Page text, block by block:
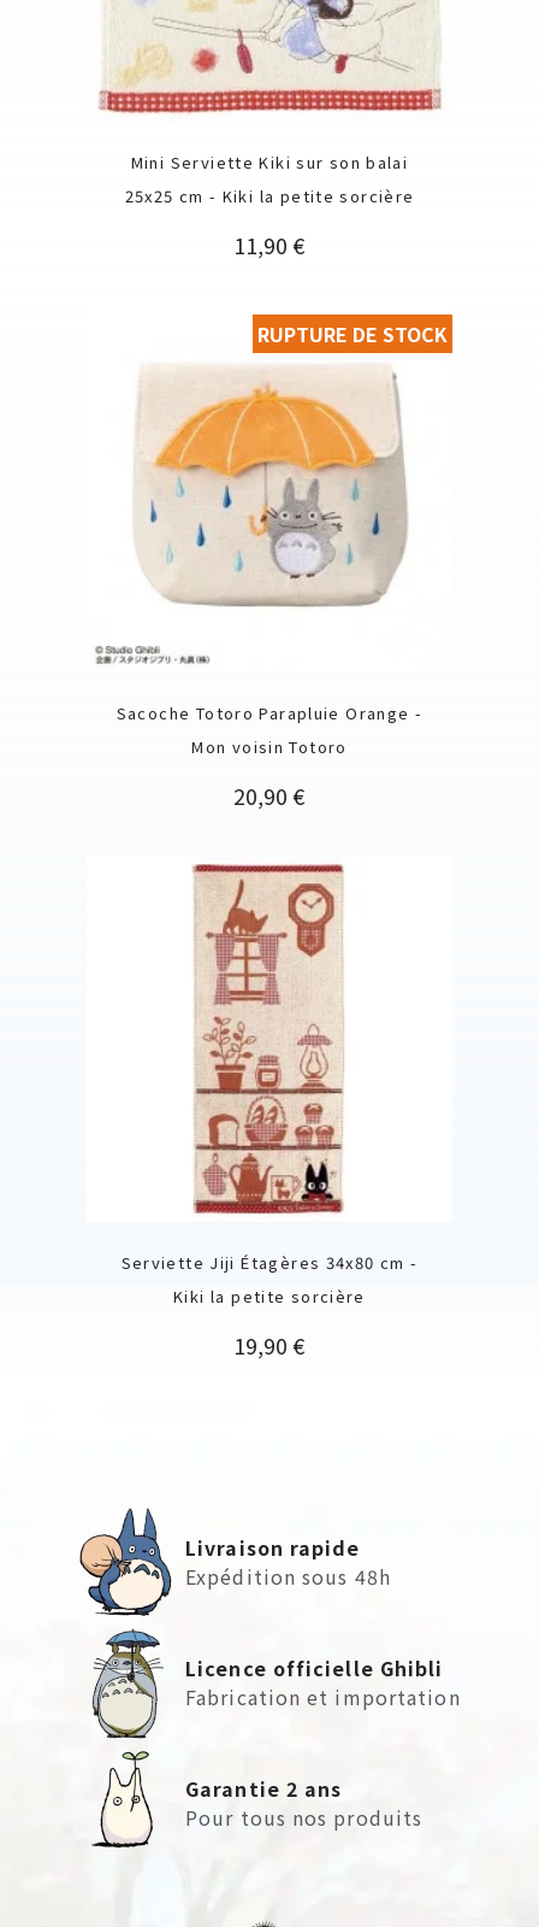
Mini Serviette Kiki sur son balai
25x25 cm - Kiki la petite sorcière
Prix
11,90 €
Sacoche Totoro Parapluie Orange -
Mon voisin Totoro
Prix
20,90 €
RUPTURE DE STOCK
Serviette Jiji Étagères 34x80 cm -
Kiki la petite sorcière
Prix
19,90 €
Livraison rapide
Expédition sous 48h
Licence officielle Ghibli
Fabrication et importation
Garantie 2 ans
Pour tous nos produits